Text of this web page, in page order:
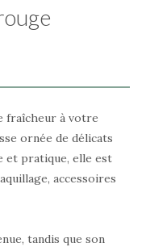
fraîcheur à votre
ornée de délicats
et pratique, elle est
accessoires
tandis que son